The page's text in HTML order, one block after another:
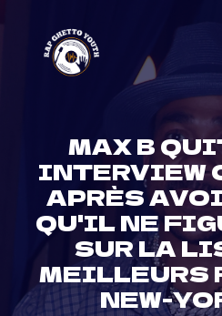
content
MAX B
INTERVIEW
APRÈS
QU'IL NE
SUR LA
MEILLEURS
NEW-